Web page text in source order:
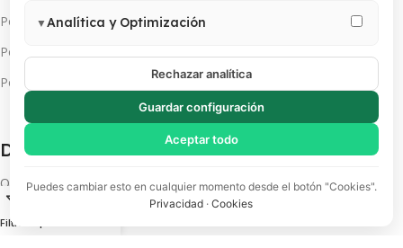
Política de servicio técnico
Política de promociones
Política de cookies
Descarga App(s):
Obtén más de tu INSTAX
Filtros
sesión, preferencias de usuario). Estas cookies no pueden
▼Analítica y Optimización
mejorar la experiencia. Incluye Google Analytics 4, Google Tag
Manager y Meta Pixel.
Rechazar analítica
Guardar configuración
Aceptar todo
Puedes cambiar esto en cualquier momento desde el botón "Cookies".
Privacidad ·Cookies